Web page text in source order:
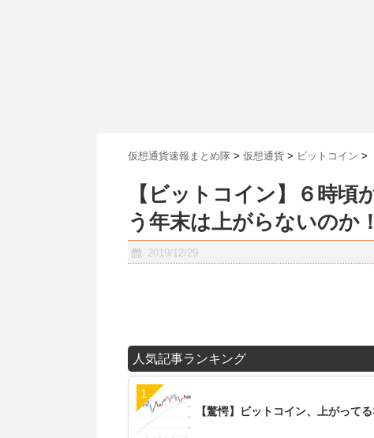
仮想通貨速報まとめ隊 > 仮想通貨 > ビットコイン >
【ビットコイン】６時
う年末は上がらないのか
2019/12/29
人気記事ランキング
【驚愕】ビットコイン、上がって